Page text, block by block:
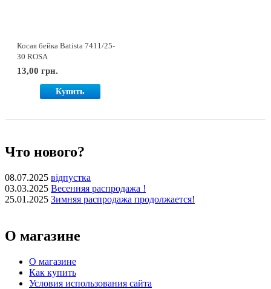
Косая бейка Batista 7411/25-
30 ROSA
13,00 грн.
Купить
Что нового?
08.07.2025 відпустка
03.03.2025 Весенняя распродажа !
25.01.2025 Зимняя распродажа продолжается!
О магазине
О магазине
Как купить
Условия использования сайта